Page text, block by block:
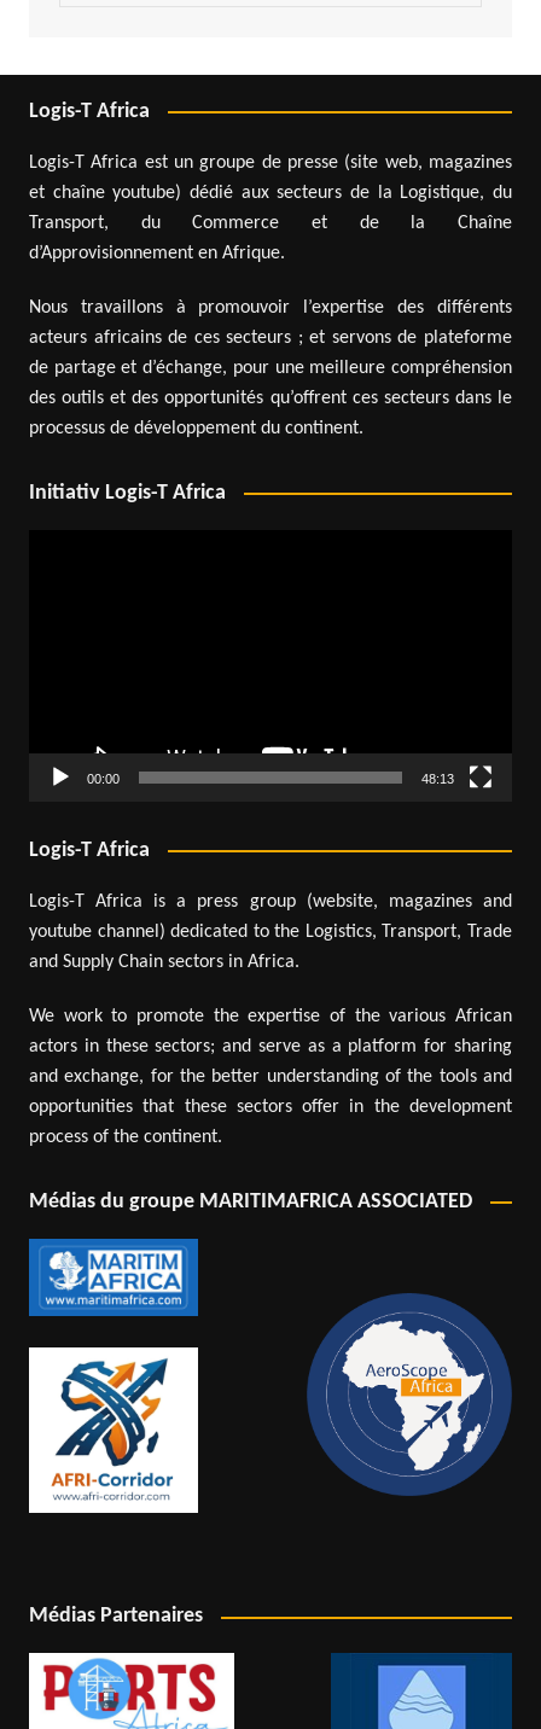
Logis-T Africa
Logis-T Africa est un groupe de presse (site web, magazines
et chaîne youtube) dédié aux secteurs de la Logistique, du
Transport, du Commerce et de la Chaîne
d’Approvisionnement en Afrique.
Nous travaillons à promouvoir l’expertise des différents
acteurs africains de ces secteurs ; et servons de plateforme
de partage et d’échange, pour une meilleure compréhension
des outils et des opportunités qu’offrent ces secteurs dans le
processus de développement du continent.
Initiativ Logis-T Africa
00:00 48:13
Logis-T Africa
Logis-T Africa is a press group (website, magazines and
youtube channel) dedicated to the Logistics, Transport, Trade
and Supply Chain sectors in Africa.
We work to promote the expertise of the various African
actors in these sectors; and serve as a platform for sharing
and exchange, for the better understanding of the tools and
opportunities that these sectors offer in the development
process of the continent.
Médias du groupe MARITIMAFRICA ASSOCIATED
Médias Partenaires